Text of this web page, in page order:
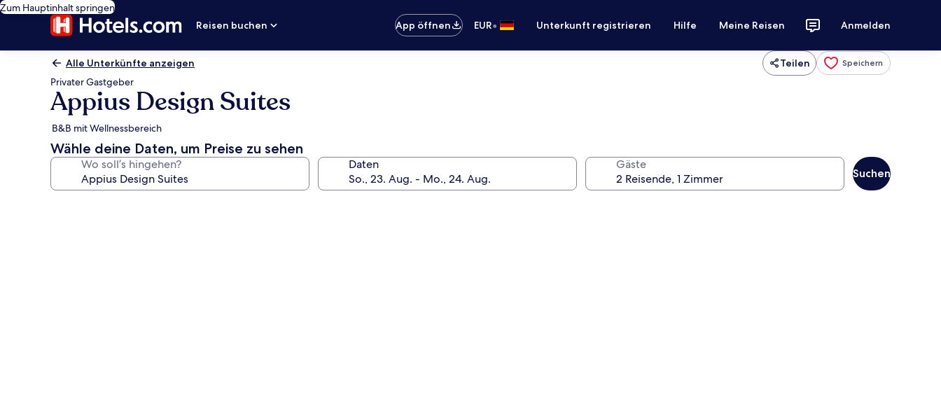
Zum Hauptinhalt springen
Reisen buchen
App öffnen EUR• Unterkunft registrieren Hilfe Meine Reisen Anmelden
Alle Unterkünfte anzeigen Teilen Speichern
Privater Gastgeber
Appius Design Suites
B&B mit Wellnessbereich
Wähle deine Daten, um Preise zu sehen
Wo soll’s hingehen? Daten Gäste
Suchen